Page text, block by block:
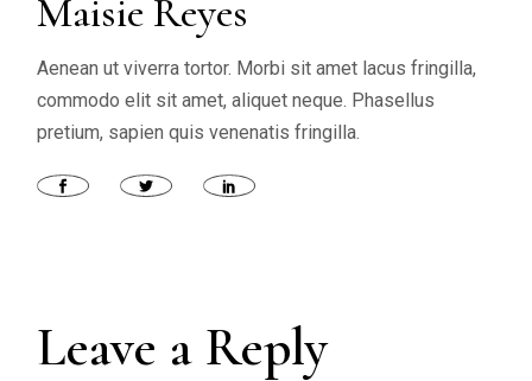
Maisie Reyes
Aenean ut viverra tortor. Morbi sit amet lacus fringilla,
commodo elit sit amet, aliquet neque. Phasellus
pretium, sapien quis venenatis fringilla.
Leave a Reply